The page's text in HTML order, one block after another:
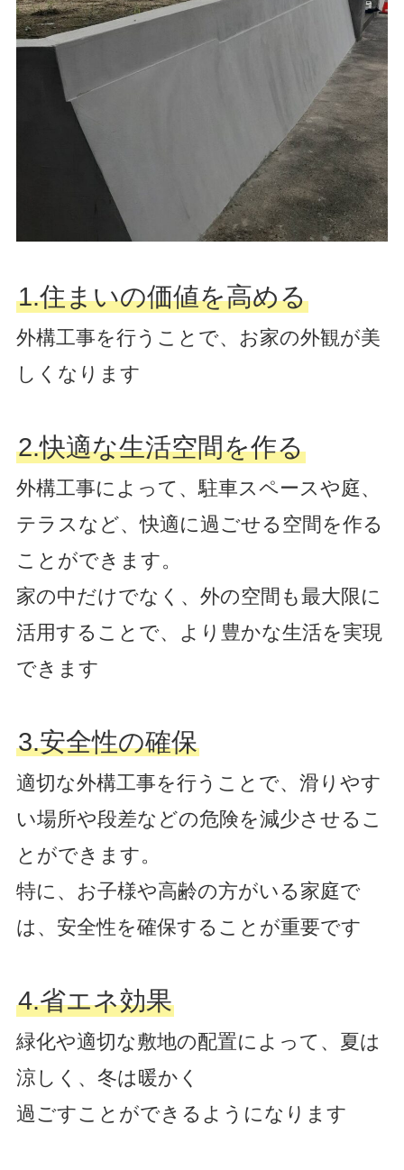
1.住まいの価値を高める
外構工事を行うことで、お家の外観が美
しくなります
2.快適な生活空間を作る
外構工事によって、駐車スペースや庭、
テラスなど、快適に過ごせる空間を作る
ことができます。
家の中だけでなく、外の空間も最大限に
活用することで、より豊かな生活を実現
できます
3.安全性の確保
適切な外構工事を行うことで、滑りやす
い場所や段差などの危険を減少させるこ
とができます。
特に、お子様や高齢の方がいる家庭で
は、安全性を確保することが重要です
4.省エネ効果
緑化や適切な敷地の配置によって、夏は
涼しく、冬は暖かく
過ごすことができるようになります